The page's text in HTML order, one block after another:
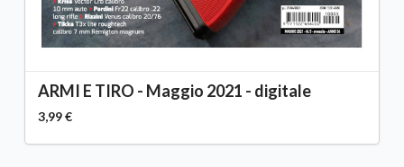
ARMI E TIRO - Maggio 2021 - digitale
3,99 €